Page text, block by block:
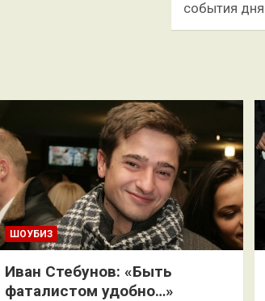
события дня
ШОУБИЗ
Иван Стебунов: «Быть
фаталистом удобно…»